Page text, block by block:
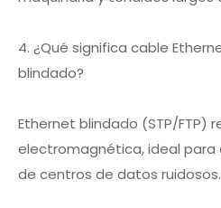
4. ¿Qué significa cable
blindado?
Ethernet blindado (STP/FTP)
electromagnética, ideal para
de centros de datos ruidosos.